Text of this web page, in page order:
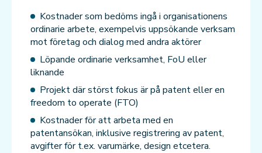
Kostnader som bedöms ingå i organisationens
ordinarie arbete, exempelvis uppsökande verksam
mot företag och dialog med andra aktörer
Löpande ordinarie verksamhet, FoU eller
liknande
Projekt där störst fokus är på patent eller en
freedom to operate (FTO)
Kostnader för att arbeta med en
patentansökan, inklusive registrering av patent,
avgifter för t.ex. varumärke, design etcetera.